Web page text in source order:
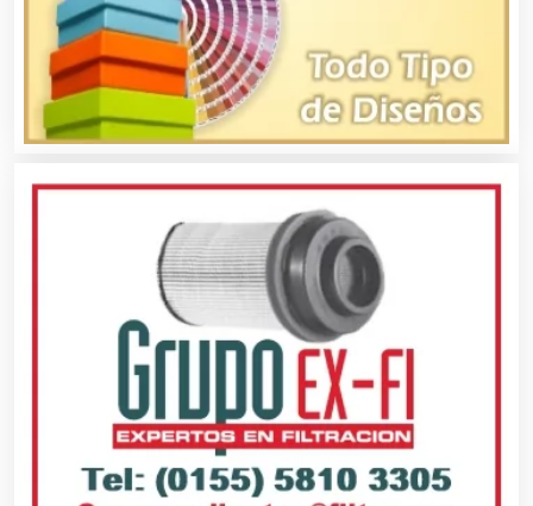
Almacenaje
Alquiler de Autos
Alquiler de Equipos para Fiestas
Alquiler de Sillas y Mesas
Alquiler de Trajes de Etiqueta
Alta Costura